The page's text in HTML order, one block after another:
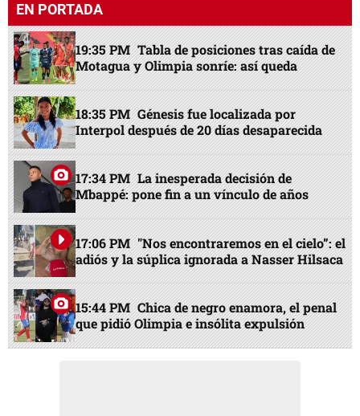
EN PORTADA
19:35 PM Tabla de posiciones tras caída de
Motagua y Olimpia sonríe: así queda
18:35 PM Génesis fue localizada por
Interpol después de 20 días desaparecida
17:34 PM La inesperada decisión de
Mbappé: pone fin a un vínculo de años
17:06 PM "Nos encontraremos en el cielo”: el
adiós y la súplica ignorada a Nasser Hilsaca
15:44 PM Chica de negro enamora, el penal
que pidió Olimpia e insólita expulsión